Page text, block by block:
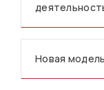
Новая